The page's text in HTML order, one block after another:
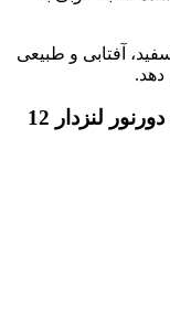
شامل سفید، آفتابی و طبیعی
دهد.
مشخصات فنی چراغ فکی استوانه ای دورنور لنزدار 12